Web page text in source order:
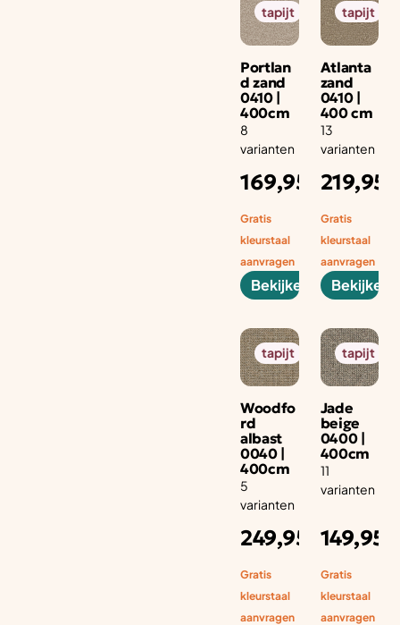
tapijt
Portlan
d zand
0410 |
400cm
8
varianten
169,95
per aantal
Gratis
kleurstaal
aanvragen
Bekijken
tapijt
Atlanta
zand
0410 |
400 cm
13
varianten
219,95
Gratis
kleurstaal
aanvragen
Bekijken
tapijt
Woodfo
rd
albast
0040 |
400cm
5
varianten
249,95
per aantal
Gratis
kleurstaal
aanvragen
tapijt
Jade
beige
0400 |
400cm
11
varianten
149,95
Gratis
kleurstaal
aanvragen